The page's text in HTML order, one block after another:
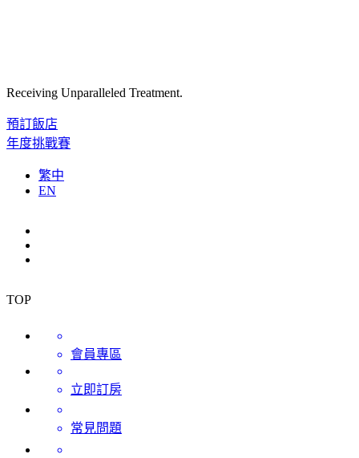
Receiving Unparalleled Treatment.
預訂飯店
年度挑戰賽
繁中
EN
TOP
會員專區
立即訂房
常見問題